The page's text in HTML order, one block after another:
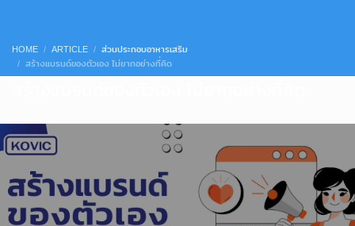
HOME ARTICLE
ส่วนประกอบอาหารเสริม
สร้างแบรนด์ของตัวเอง ไม่ยากอย่างที่คิด